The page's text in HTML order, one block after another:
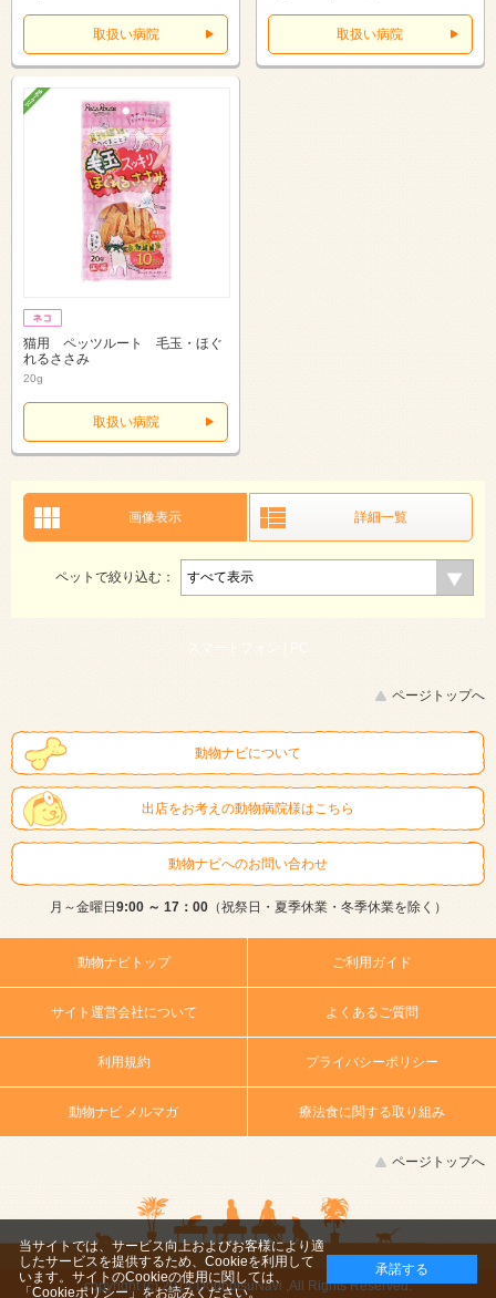
取扱い病院 取扱い病院
猫用 ペッツルート 毛玉・ほぐ
れるささみ
20g
取扱い病院
画像表示 詳細一覧
ペットで絞り込む：
スマートフォン | PC
ページトップへ
動物ナビについて
出店をお考えの動物病院様はこちら
動物ナビへのお問い合わせ
月～金曜日9:00 ～ 17：00（祝祭日・夏季休業・冬季休業を除く）
動物ナビトップ ご利用ガイド
サイト運営会社について よくあるご質問
利用規約 プライバシーポリシー
動物ナビ メルマガ 療法食に関する取り組み
ページトップへ
copyright (c) 2014 DoubutsuNavi ,All Rights Reserved.
当サイトでは、サービス向上およびお客様により適
したサービスを提供するため、Cookieを利用して
います。サイトのCookieの使用に関しては、
「Cookieポリシー」 をお読みください。
承諾する